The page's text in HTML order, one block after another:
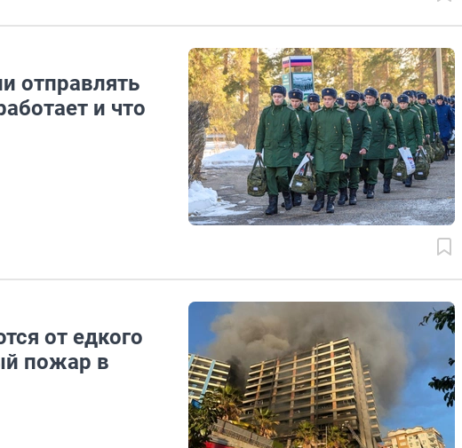
отправлять
и что
от едкого
пожар в